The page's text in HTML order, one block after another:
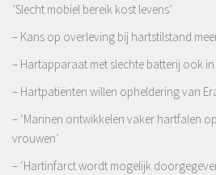
’Slecht mobiel bereik kost levens’
– Kans op overleving bij hartstilstand
– Hartapparaat met slechte batterij ook
– Hartpatiënten willen opheldering van
– ‘Mannen ontwikkelen vaker hartfalen
vrouwen’
– ‘Hartinfarct wordt mogelijk